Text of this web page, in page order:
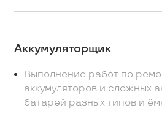
Аккумуляторщик
Выполнение работ по
аккумуляторов и сложных
батарей разных типов и